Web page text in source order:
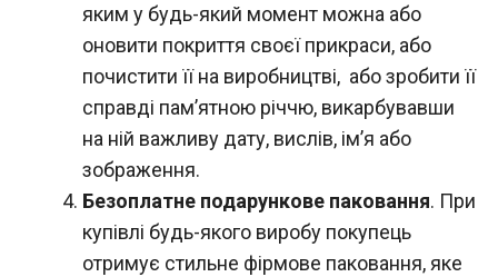
яким у будь-який момент можна або
оновити покриття своєї прикраси, або
почистити її на виробництві, або зробити її
справді пам’ятною річчю, викарбувавши
на ній важливу дату, вислів, ім’я або
зображення.
Безоплатне подарункове паковання. При
купівлі будь-якого виробу покупець
отримує стильне фірмове паковання, яке